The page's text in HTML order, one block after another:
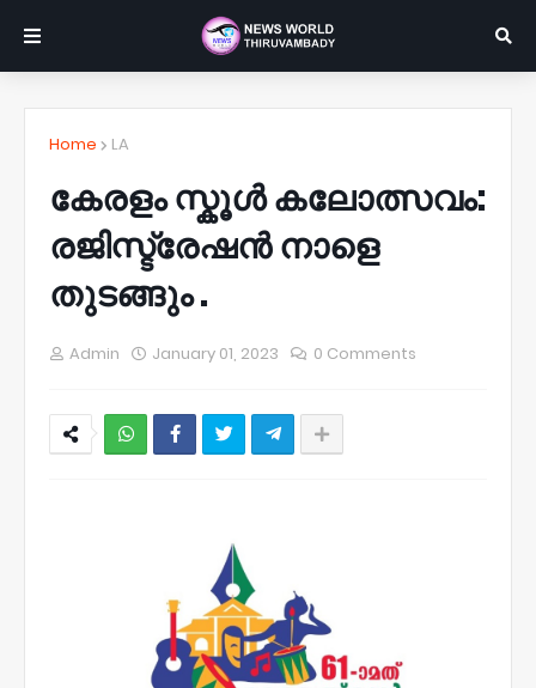
Home LA
കേരളം സ്കൂൾ കലോത്സവം:
രജിസ്ട്രേഷൻ നാളെ
തുടങ്ങും .
Admin January 01, 2023 0 Comments